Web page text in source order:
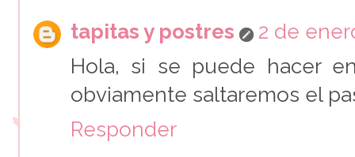
tapitas y postres
2 de
Hola, si se puede hacer
obviamente saltaremos el
Responder